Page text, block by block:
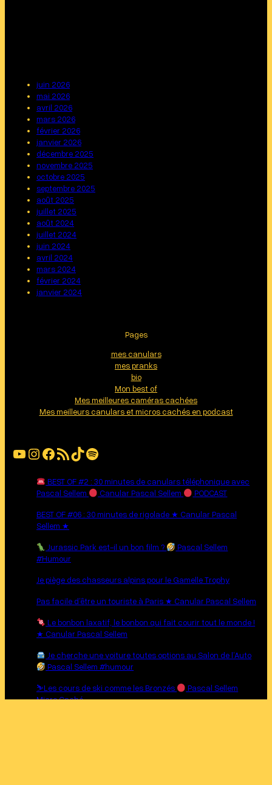
juin 2026
mai 2026
avril 2026
mars 2026
février 2026
janvier 2026
décembre 2025
novembre 2025
octobre 2025
septembre 2025
août 2025
juillet 2025
août 2024
juillet 2024
juin 2024
avril 2024
mars 2024
février 2024
janvier 2024
Pages
mes canulars
mes pranks
bio
Mon best of
Mes meilleures caméras cachées
Mes meilleurs canulars et micros cachés en podcast
YouTube Instagram Facebook Flux RSS TikTok Spotify
BEST OF #2 : 30 minutes de canulars téléphonique avec
Pascal Sellem
Canular Pascal Sellem PODCAST
BEST OF #06 : 30 minutes de rigolade ★ Canular Pascal
Sellem ★
Jurassic Park est-il un bon film ?
Pascal Sellem
#Humour
Je piège des chasseurs alpins pour le Gamelle Trophy
Pas facile d’être un touriste à Paris ★ Canular Pascal Sellem
Le bonbon laxatif, le bonbon qui fait courir tout le monde !
★ Canular Pascal Sellem
Je cherche une voiture toutes options au Salon de l’Auto
Pascal Sellem #humour
⛷Les cours de ski comme les Bronzés
Pascal Sellem
Micro Caché